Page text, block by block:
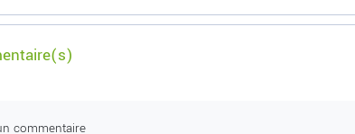
commentaire